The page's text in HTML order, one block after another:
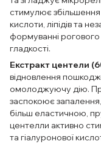
стимулює збільшення
кислоти, ліпідів та
формуванні
гладкості.
Екстракт центели
відновлення
омолоджуючу дію.
заспокоює
більш еластичною,
центелли активно
та гіалуронової